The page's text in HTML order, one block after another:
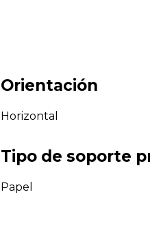
Orientación
Horizontal
Tipo de soporte
Papel